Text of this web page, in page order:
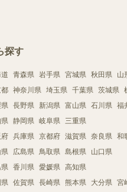
探す
青森県 岩手県 宮城県 秋田県 山
神奈川県 埼玉県 千葉県 茨城県
県 長野県 新潟県 富山県 石川県 福
静岡県 岐阜県 三重県
府 兵庫県 京都府 滋賀県 奈良県 和
県 広島県 鳥取県 島根県 山口県
香川県 愛媛県 高知県
佐賀県 長崎県 熊本県 大分県 宮